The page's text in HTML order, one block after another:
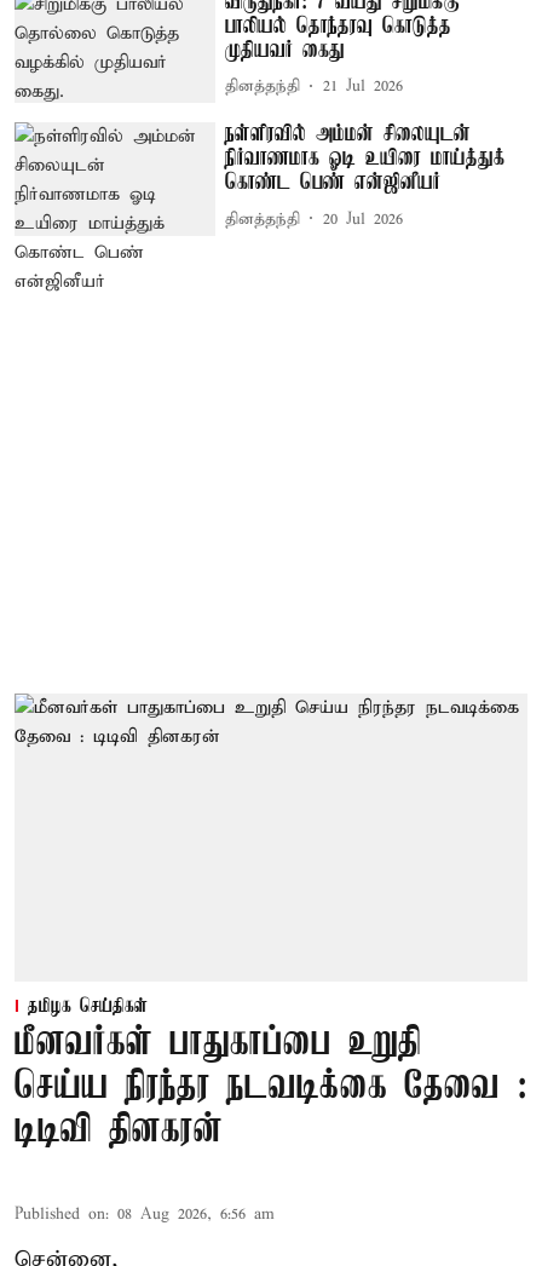
பாலியல் தொந்தரவு கொடுத்த
முதியவர் கைது
தினத்தந்தி 21 Jul 2026
நள்ளிரவில் அம்மன் சிலையுடன்
நிர்வாணமாக ஓடி உயிரை மாய்த்துக்
கொண்ட பெண் என்ஜினீயர்
தினத்தந்தி 20 Jul 2026
தமிழக செய்திகள்
மீனவர்கள் பாதுகாப்பை உறுதி
செய்ய நிரந்தர நடவடிக்கை தேவை :
டிடிவி தினகரன்
Published on: 08 Aug 2026, 6:56 am
சென்னை,